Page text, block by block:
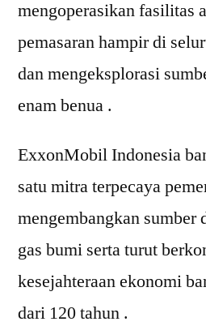
mengoperasikan fasilitas
pemasaran hampir di
dan mengeksplorasi
enam benua .
ExxonMobil Indonesia
satu mitra terpecaya
mengembangkan sumber
gas bumi serta turut
kesejahteraan ekonomi
dari 120 tahun .